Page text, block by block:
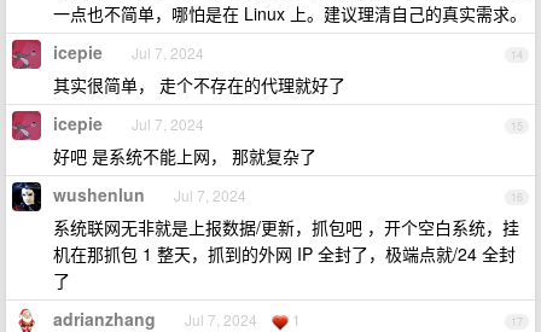
一点也不简单，哪怕是在 Linux 上。建议理清自己的真实需求。
14
icepie Jul 7, 2024
其实很简单， 走个不存在的代理就好了
15
icepie Jul 7, 2024
好吧 是系统不能上网， 那就复杂了
16
wushenlun Jul 7, 2024
系统联网无非就是上报数据/更新，抓包吧 ，开个空白系统，挂
机在那抓包 1 整天，抓到的外网 IP 全封了，极端点就/24 全封
了
17
adrianzhang Jul 7, 2024 1